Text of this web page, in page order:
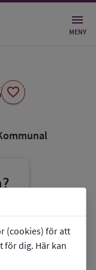
(cookies) för att
för dig. Här kan
MENY
favorite